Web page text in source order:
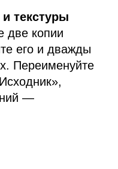
текстуры
две копии
его и дважды
Переименуйте
—